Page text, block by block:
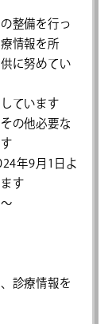
整備を行っ
情報を所
に努めてい
ています
の他必要な
年9月1日よ
す
診療情報を